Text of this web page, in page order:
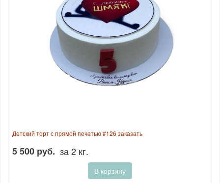
Детский торт с прямой печатью #126 заказать
5 500 руб. за 2 кг.
В корзину